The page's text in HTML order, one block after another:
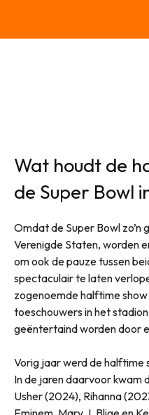
Wat houdt de
de Super Bowl
Omdat de Super Bowl zo’n
Verenigde Staten, worden
om ook de pauze tussen
spectaculair te laten
zogenoemde halftime
toeschouwers in het
geëntertaind worden door
Vorig jaar werd de halftime
In de jaren daarvoor kwam
Usher (2024), Rihanna